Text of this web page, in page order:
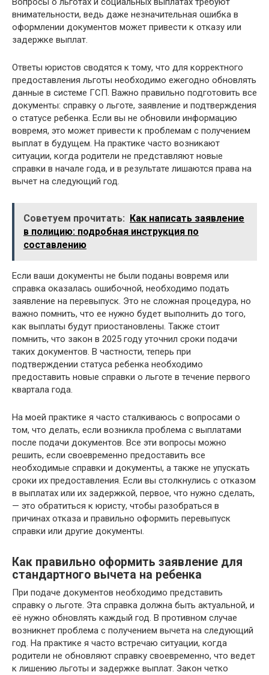
внимательности, ведь даже незначительная ошибка в
оформлении документов может привести к отказу или
задержке выплат.
Ответы юристов сводятся к тому, что для корректного
предоставления льготы необходимо ежегодно обновлять
данные в системе ГСП. Важно правильно подготовить все
документы: справку о льготе, заявление и подтверждения
о статусе ребенка. Если вы не обновили информацию
вовремя, это может привести к проблемам с получением
выплат в будущем. На практике часто возникают
ситуации, когда родители не представляют новые
справки в начале года, и в результате лишаются права на
вычет на следующий год.
Советуем прочитать:
Как написать заявление
в полицию: подробная инструкция по
составлению
Если ваши документы не были поданы вовремя или
справка оказалась ошибочной, необходимо подать
заявление на перевыпуск. Это не сложная процедура, но
важно помнить, что ее нужно будет выполнить до того,
как выплаты будут приостановлены. Также стоит
помнить, что закон в 2025 году уточнил сроки подачи
таких документов. В частности, теперь при
подтверждении статуса ребенка необходимо
предоставить новые справки о льготе в течение первого
квартала года.
На моей практике я часто сталкиваюсь с вопросами о
том, что делать, если возникла проблема с выплатами
после подачи документов. Все эти вопросы можно
решить, если своевременно предоставить все
необходимые справки и документы, а также не упускать
сроки их предоставления. Если вы столкнулись с отказом
в выплатах или их задержкой, первое, что нужно сделать,
— это обратиться к юристу, чтобы разобраться в
причинах отказа и правильно оформить перевыпуск
справки или другие документы.
Как правильно оформить заявление для
стандартного вычета на ребенка
При подаче документов необходимо представить
справку о льготе. Эта справка должна быть актуальной, и
её нужно обновлять каждый год. В противном случае
возникнет проблема с получением вычета на следующий
год. На практике я часто встречаю ситуации, когда
родители не обновляют справку своевременно, что ведет
к лишению льготы и задержке выплат. Закон четко